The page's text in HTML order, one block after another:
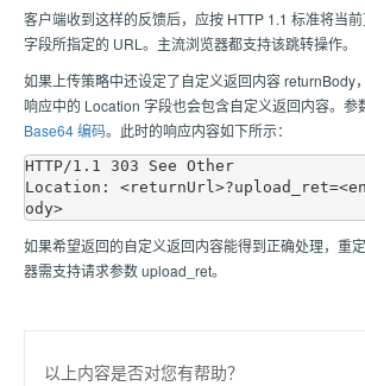
客户端收到这样的反馈后，应按 HTTP 1.1 标准将当
字段所指定的 URL。主流浏览器都支持该跳转操作。
如果上传策略中还设定了自定义返回内容 returnBody
响应中的 Location 字段也会包含自定义返回内容。参
Base64 编码。此时的响应内容如下所示：
HTTP/1.1 303 See Other
Location:
如果希望返回的自定义返回内容能得到正确处理，重
器需支持请求参数 upload_ret。
以上内容是否对您有帮助？